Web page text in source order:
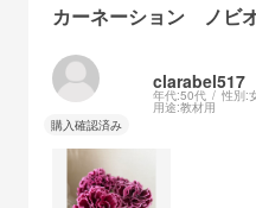
カーネーション ノビ
clarabel517
年代:50代 性別:
用途:教材用